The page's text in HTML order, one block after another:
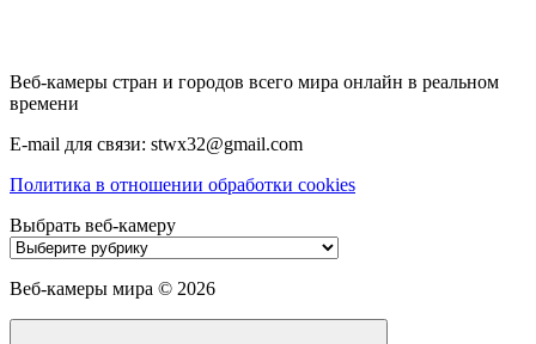
Веб-камеры стран и городов всего мира онлайн в реальном
времени
E-mail для связи: stwx32@gmail.com
Политика в отношении обработки cookies
Выбрать веб-камеру
Выбрать
камеру
Веб-камеры мира © 2026